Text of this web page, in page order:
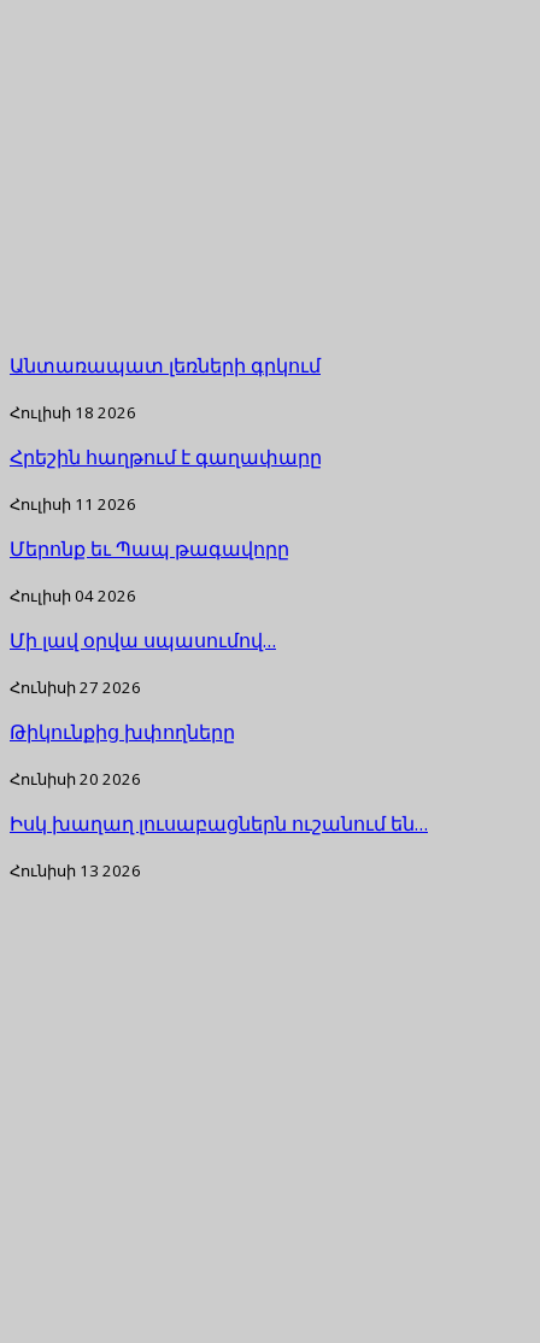
Անտառապատ լեռների գրկում
Հուլիսի 18 2026
Հրեշին հաղթում է գաղափարը
Հուլիսի 11 2026
Մերոնք եւ Պապ թագավորը
Հուլիսի 04 2026
Մի լավ օրվա սպասումով…
Հունիսի 27 2026
Թիկունքից խփողները
Հունիսի 20 2026
Իսկ խաղաղ լուսաբացներն ուշանում են…
Հունիսի 13 2026